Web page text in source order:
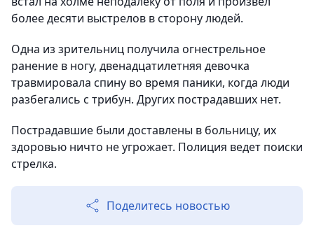
более десяти выстрелов в сторону людей.
Одна из зрительниц получила огнестрельное
ранение в ногу, двенадцатилетняя девочка
травмировала спину во время паники, когда люди
разбегались с трибун. Других пострадавших нет.
Пострадавшие были доставлены в больницу, их
здоровью ничто не угрожает. Полиция ведет поиски
стрелка.
Поделитесь новостью